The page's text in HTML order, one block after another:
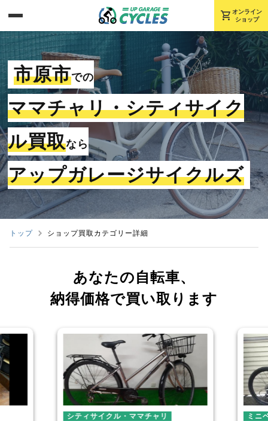
shopping_cart オンライン
ショップ
市原市での
ママチャリ・シティサイク
ル買取なら
アップガレージサイクルズ
トップ ショップ買取カテゴリー詳細
あなたの自転車、
納得価格で買い取ります
ミニベロ